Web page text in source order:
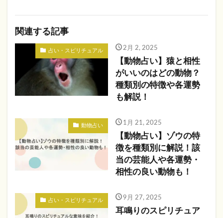
関連する記事
占い・スピリチュアル 2月 2, 2025
【動物占い】猿と相性
がいいのはどの動物？
種類別の特徴や各運勢
も解説！
動物占い 1月 21, 2025
【動物占い】ゾウの特
徴を種類別に解説！該
当の芸能人や各運勢・
相性の良い動物も！
占い・スピリチュアル 9月 27, 2025
耳鳴りのスピリチュア